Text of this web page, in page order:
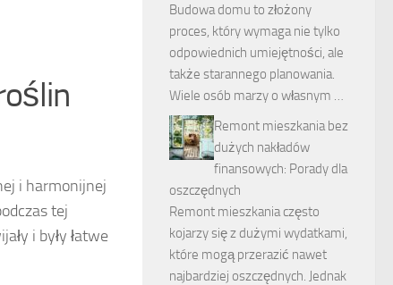
i harmonijnej
tej
i były łatwe
Budowa domu to złożony
proces, który wymaga nie tylko
odpowiednich umiejętności, ale
także starannego planowania.
Wiele osób marzy o własnym …
Remont mieszkania bez
dużych nakładów
finansowych: Porady dla
oszczędnych
Remont mieszkania często
kojarzy się z dużymi wydatkami,
które mogą przerazić nawet
najbardziej oszczędnych. Jednak